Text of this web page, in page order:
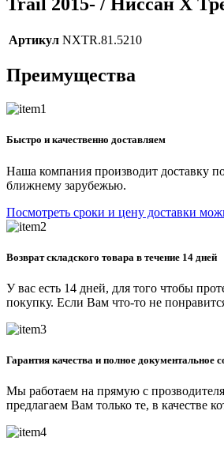
Артикул NXTR.81.5210
Преимущества
Быстро и качественно доставляем
Наша компания производит доставку
ближнему зарубежью.
Посмотреть сроки и цену доставки
Возврат складского товара в течение 14 дней
У вас есть 14 дней, для того чтобы
покупку. Если Вам что-то не
Гарантия качества и полное документальное
Мы работаем на прямую с
предлагаем Вам только те, в качестве